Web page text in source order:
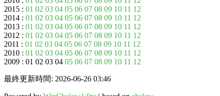
2015 : 01 02 03 04 05 06 07 08 09 10 11 12
2014 : 01 02 03 04 05 06 07 08 09 10 11 12
2013 : 01 02 03 04 05 06 07 08 09 10 11 12
2012 : 01 02 03 04 05 06 07 08 09 10 11 12
2011 : 01 02 03 04 05 06 07 08 09 10 11 12
2010 : 01 02 03 04 05 06 07 08 09 10 11 12
2009 : 01 02 03 04 05 06 07 08 09 10 11 12
最終更新時間: 2026-06-26 03:46